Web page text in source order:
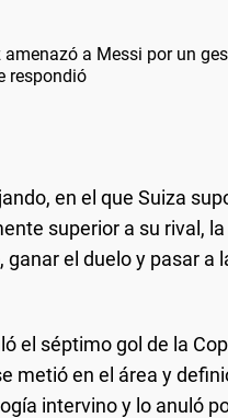
Brasil - Suiza
Brasil - Suiza
amenazó a Messi por un
respondió
en el que Suiza
superior a su rival,
el duelo y pasar a
el séptimo gol de la
metió en el área y
intervino y lo anuló